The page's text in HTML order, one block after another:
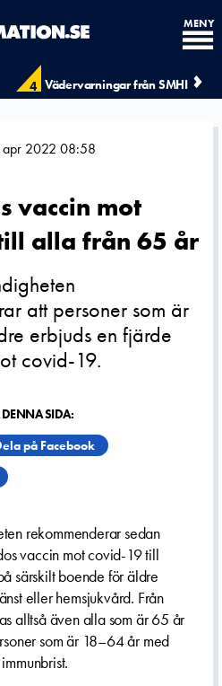
4 Vädervarningar från SMHI
MENY
2022 08:58
vaccin mot
alla från 65 år
att personer som är
erbjuds en fjärde
covid-19.
DENNA SIDA:
på Facebook
rekommenderar sedan
vaccin mot covid-19 till
särskilt boende för äldre
eller hemsjukvård. Från
alltså även alla som är 65 år
som är 18–64 år med